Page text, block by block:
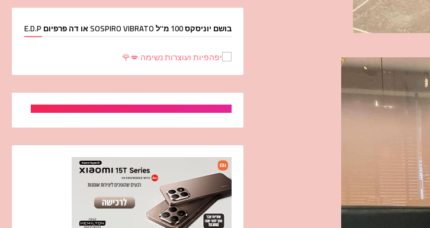
בושם יוניסקס 100 מ''ל SOSPIRO VIBRATO או דה פרפיום E.D.P